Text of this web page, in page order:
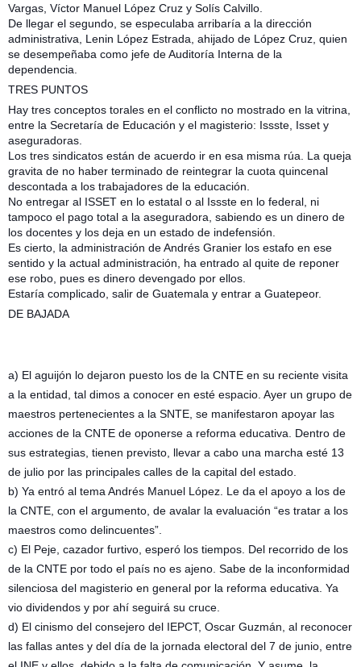
Vargas, Víctor Manuel López Cruz y Solís Calvillo.
De llegar el segundo, se especulaba arribaría a la dirección
administrativa, Lenin López Estrada, ahijado de López Cruz, quien
se desempeñaba como jefe de Auditoría Interna de la
dependencia.
TRES PUNTOS
Hay tres conceptos torales en el conflicto no mostrado en la vitrina,
entre la Secretaría de Educación y el magisterio: Issste, Isset y
aseguradoras.
Los tres sindicatos están de acuerdo ir en esa misma rúa. La queja
gravita de no haber terminado de reintegrar la cuota quincenal
descontada a los trabajadores de la educación.
No entregar al ISSET en lo estatal o al Issste en lo federal, ni
tampoco el pago total a la aseguradora, sabiendo es un dinero de
los docentes y los deja en un estado de indefensión.
Es cierto, la administración de Andrés Granier los estafo en ese
sentido y la actual administración, ha entrado al quite de reponer
ese robo, pues es dinero devengado por ellos.
Estaría complicado, salir de Guatemala y entrar a Guatepeor.
DE BAJADA
a) El aguijón lo dejaron puesto los de la CNTE en su reciente visita
a la entidad, tal dimos a conocer en esté espacio. Ayer un grupo de
maestros pertenecientes a la SNTE, se manifestaron apoyar las
acciones de la CNTE de oponerse a reforma educativa. Dentro de
sus estrategias, tienen previsto, llevar a cabo una marcha esté 13
de julio por las principales calles de la capital del estado.
b) Ya entró al tema Andrés Manuel López. Le da el apoyo a los de
la CNTE, con el argumento, de avalar la evaluación “es tratar a los
maestros como delincuentes”.
c) El Peje, cazador furtivo, esperó los tiempos. Del recorrido de los
de la CNTE por todo el país no es ajeno. Sabe de la inconformidad
silenciosa del magisterio en general por la reforma educativa. Ya
vio dividendos y por ahí seguirá su cruce.
d) El cinismo del consejero del IEPCT, Oscar Guzmán, al reconocer
las fallas antes y del día de la jornada electoral del 7 de junio, entre